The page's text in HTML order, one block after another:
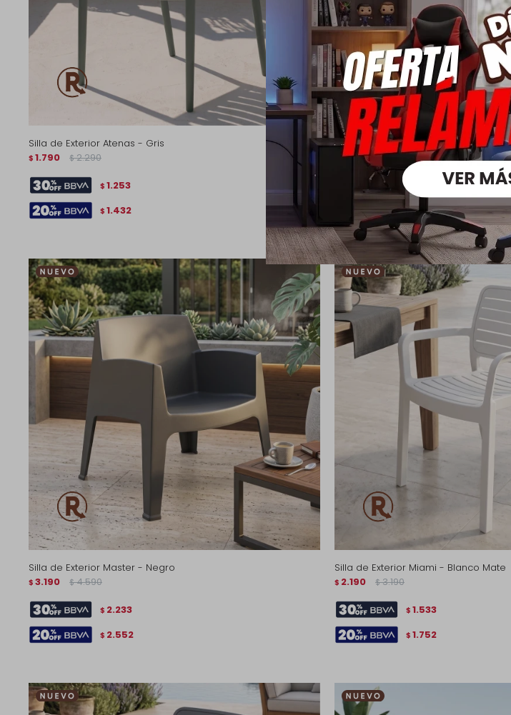
Silla de Exterior Atenas - Gris
$ 1.790 $ 2.290
$ 1.253
$ 1.432
Silla de Exterior Master - Blanco Mate
3.190 $ 4.590
$
$2.552
Silla de Exterior Master - Negro
$ 3.190 $ 4.590
$ 2.233
$ 2.552
Silla de Exterior Miami - Blanco Mate
$ 2.190 $ 3.190
$ 1.533
$ 1.752